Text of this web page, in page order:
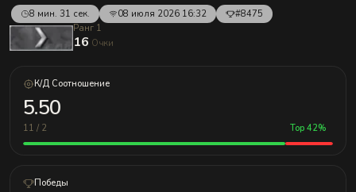
8 мин. 31 сек. 08 июля 2026 16:32
#8475
Ранг 1
16 Очки
К/Д Соотношение
5.50
11 / 2 Top 42%
Победы